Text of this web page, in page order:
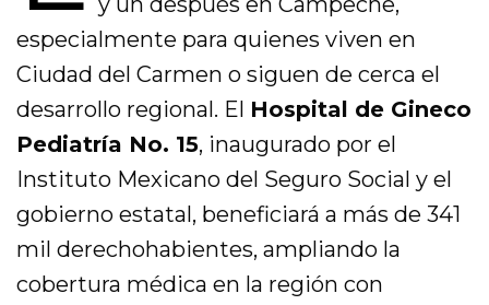
especialmente para quienes viven en
Ciudad del Carmen o siguen de cerca el
desarrollo regional. El Hospital de Gineco
Pediatría No. 15, inaugurado por el
Instituto Mexicano del Seguro Social y el
gobierno estatal, beneficiará a más de 341
mil derechohabientes, ampliando la
cobertura médica en la región con